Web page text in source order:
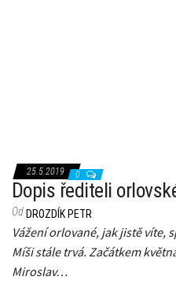
25.5.2019 0
Dopis řediteli
Od DROZDÍK PETR
Vážení orlované, jak jistě víte,
Míši stále trvá. Začátkem
Miroslav…